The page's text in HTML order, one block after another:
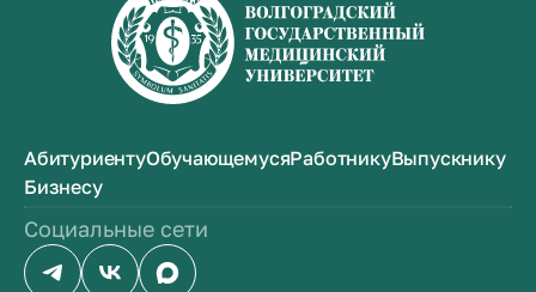
АбитуриентуОбучающемусяРаботникуВыпускнику
Бизнесу
Социальные сети